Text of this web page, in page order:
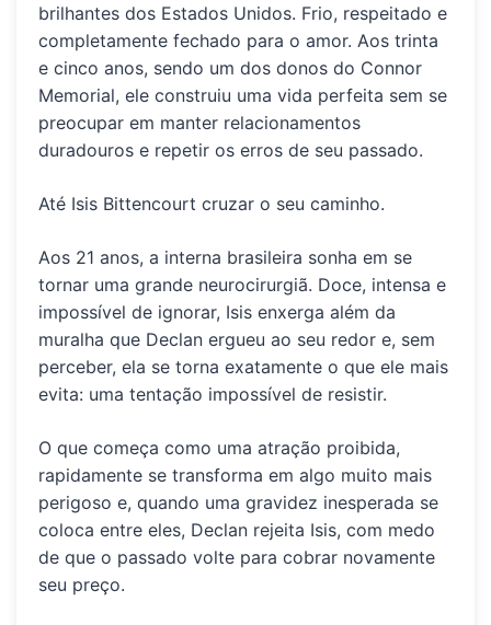
brilhantes dos Estados Unidos. Frio, respeitado e
completamente fechado para o amor. Aos trinta
e cinco anos, sendo um dos donos do Connor
Memorial, ele construiu uma vida perfeita sem se
preocupar em manter relacionamentos
duradouros e repetir os erros de seu passado.
Até Isis Bittencourt cruzar o seu caminho.
Aos 21 anos, a interna brasileira sonha em se
tornar uma grande neurocirurgiã. Doce, intensa e
impossível de ignorar, Isis enxerga além da
muralha que Declan ergueu ao seu redor e, sem
perceber, ela se torna exatamente o que ele mais
evita: uma tentação impossível de resistir.
O que começa como uma atração proibida,
rapidamente se transforma em algo muito mais
perigoso e, quando uma gravidez inesperada se
coloca entre eles, Declan rejeita Isis, com medo
de que o passado volte para cobrar novamente
seu preço.